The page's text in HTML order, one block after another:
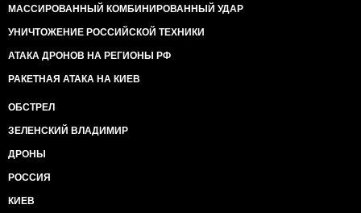
МАССИРОВАННЫЙ КОМБИНИРОВАННЫЙ УДАР
УНИЧТОЖЕНИЕ РОССИЙСКОЙ ТЕХНИКИ
АТАКА ДРОНОВ НА РЕГИОНЫ РФ
РАКЕТНАЯ АТАКА НА КИЕВ
ОБСТРЕЛ
ЗЕЛЕНСКИЙ ВЛАДИМИР
ДРОНЫ
РОССИЯ
КИЕВ